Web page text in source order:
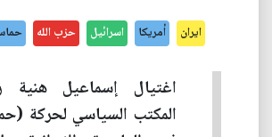
ايران أمريكا اسرائيل حزب الله
اغتيال إسماعيل هنية
المكتب السياسي لحركة